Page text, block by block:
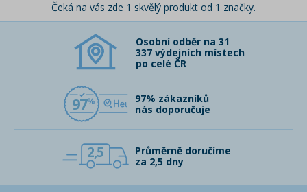
Čeká na vás zde 1 skvělý produkt od 1 značky.
Osobní odběr na 31
337 výdejních místech
po celé ČR
97
97% zákazníků
nás doporučuje
2,5
Průměrně doručíme
za 2,5 dny